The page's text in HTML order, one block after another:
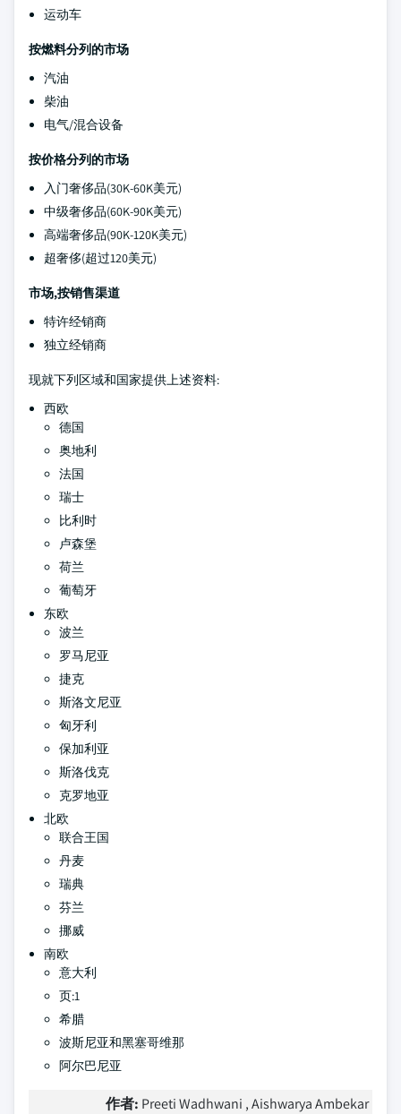
运动车
按燃料分列的市场
汽油
柴油
电气/混合设备
按价格分列的市场
入门奢侈品(30K-60K美元)
中级奢侈品(60K-90K美元)
高端奢侈品(90K-120K美元)
超奢侈(超过120美元)
市场,按销售渠道
特许经销商
独立经销商
现就下列区域和国家提供上述资料:
西欧
德国
奥地利
法国
瑞士
比利时
卢森堡
荷兰
葡萄牙
东欧
波兰
罗马尼亚
捷克
斯洛文尼亚
匈牙利
保加利亚
斯洛伐克
克罗地亚
北欧
联合王国
丹麦
瑞典
芬兰
挪威
南欧
意大利
页:1
希腊
波斯尼亚和黑塞哥维那
阿尔巴尼亚
作者: Preeti Wadhwani , Aishwarya Ambekar